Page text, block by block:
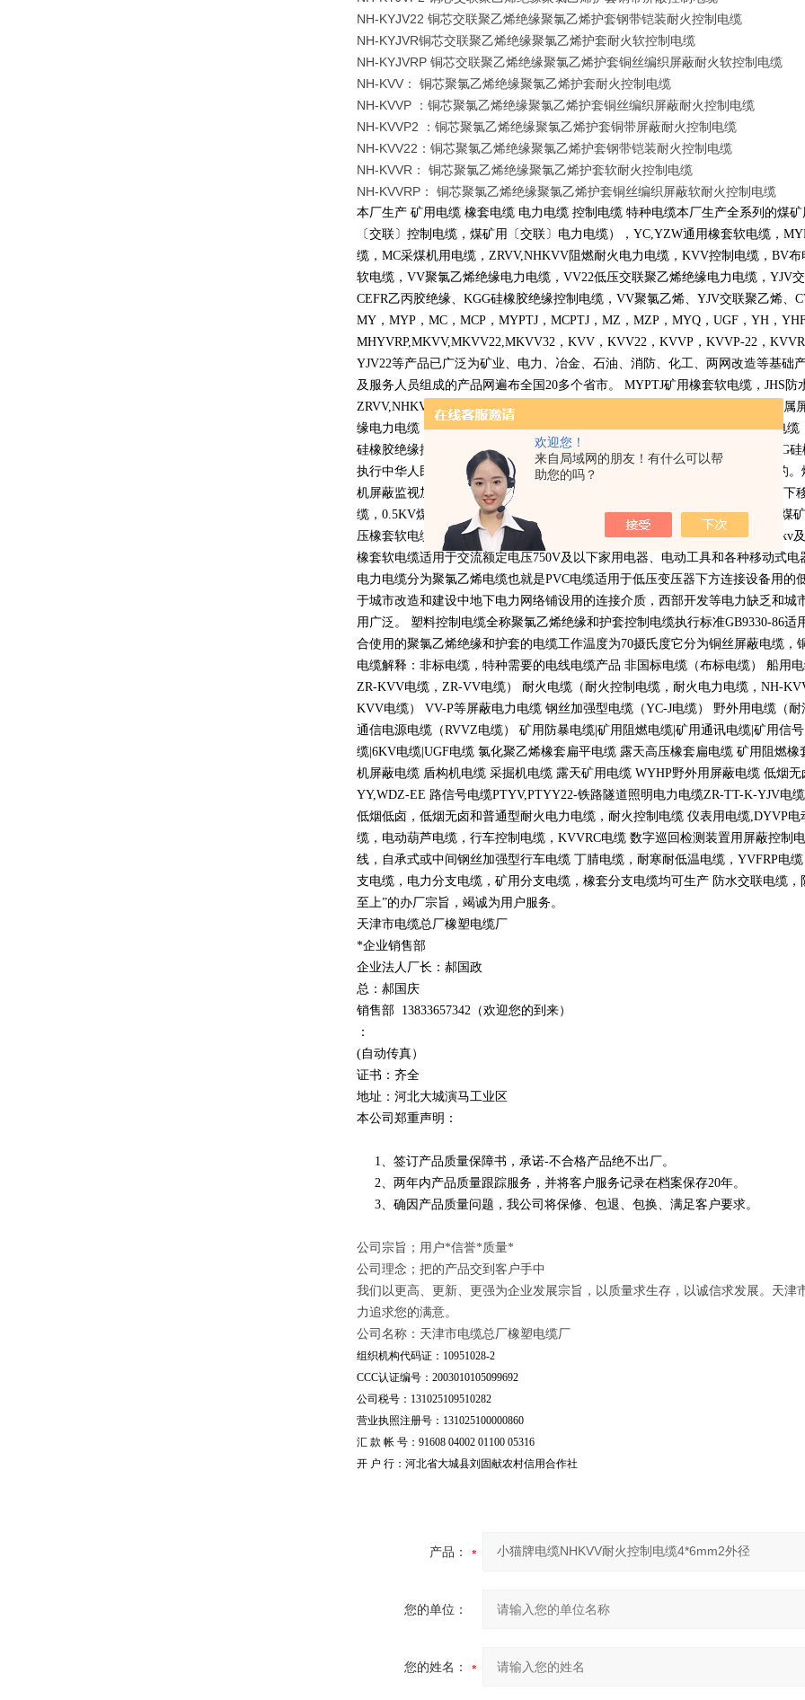
欢迎您！
来自局域网的朋友！有什么可以帮
助您的吗？
NH-KYJV22 铜芯交联聚乙烯绝缘聚氯乙烯护套钢带铠装耐火控制电缆
NH-KYJVR铜芯交联聚乙烯绝缘聚氯乙烯护套耐火软控制电缆
NH-KYJVRP 铜芯交联聚乙烯绝缘聚氯乙烯护套铜丝编织屏蔽耐火软控制电缆
NH-KVV： 铜芯聚氯乙烯绝缘聚氯乙烯护套耐火控制电缆
NH-KVVP ：铜芯聚氯乙烯绝缘聚氯乙烯护套铜丝编织屏蔽耐火控制电缆
NH-KVVP2 ：铜芯聚氯乙烯绝缘聚氯乙烯护套铜带屏蔽耐火控制电缆
NH-KVV22：铜芯聚氯乙烯绝缘聚氯乙烯护套钢带铠装耐火控制电缆
NH-KVVR： 铜芯聚氯乙烯绝缘聚氯乙烯护套软耐火控制电缆
NH-KVVRP： 铜芯聚氯乙烯绝缘聚氯乙烯护套铜丝编织屏蔽软耐火控制电缆
本厂生产 矿用电缆 橡套电缆 电力电缆 控制电缆 特种电缆本厂生产全系列的煤
〔交联〕控制电缆，煤矿用〔交联〕电力电缆）， YC,YZW通用橡套软电缆，
缆， MC采煤机用电缆， ZRVV,NHKVV阻燃耐火电力电缆， KVV控制电缆， BV布
软电缆， VV聚氯乙烯绝缘电力电缆， VV22低压交联聚乙烯绝缘电力电缆， YJV
CEFR乙丙胶绝缘、 KGG硅橡胶绝缘控制电缆， VV聚氯乙烯、 YJV交联聚乙烯、
MY ， MYP ， MC ， MCP ， MYPTJ ， MCPTJ ， MZ ， MZP ， MYQ ， UGF ， YH ，
MHYVRP,MKVV,MKVV22,MKVV32 ， KVV ， KVV22 ， KVVP ， KVVP-22 ， KVVR
YJV22等产品已广泛为矿业、电力、冶金、石油、消防、化工、两网改造等基础
及服务人员组成的产品网遍布全国 20多个省市。 MYPTJ矿用橡套软电缆， JHS 防
ZRVV,NHKVV
阻燃耐火电力电缆，
采煤机金属
缘电力电缆，VV22低压交联聚乙烯绝缘电力电缆，YJV交联聚乙烯绝缘电力电缆
硅橡胶绝缘控制电缆，VV 聚氯乙烯、YJV 交联聚乙烯、 CVV乙丙胶绝缘、 KGG硅
执行中华人民共和国煤炭行业标准MT818-1999
本标准是国家煤炭工业局发布的
机屏蔽监视加强型软电缆，3.3KV
及以下
缆， 0.5KV煤矿用电钻电缆，煤矿用移动轻型软电缆等多种型号规格的适用于煤
压橡套软电缆和750V 通用橡套软电缆。高压橡套软电缆用途：交流额定电压 6kv
橡套软电缆适用于交流额定电压750V及以下家用电器、电动工具和各种移动式
电力电缆分为聚氯乙烯电缆也就是PVC电缆适用于低压变压器下方连接设备用的
于城市改造和建设中地下电力网络铺设用的连接介质，西部开发等电力缺乏和城
用广泛。 塑料控制电缆全称聚氯乙烯绝缘和护套控制电缆执行标准GB9330-86适
合使用的聚氯乙烯绝缘和护套的电缆工作温度为70摄氏度它分为铜丝屏蔽电缆，
电缆解释：非标电缆，特种需要的电线电缆产品 非国标电缆（布标电缆） 船用
ZR-KVV电缆， ZR-VV电缆） 耐火电缆（耐火控制电缆，耐火电力电缆， NH-
KVV电缆） VV-P等屏蔽电力电缆 钢丝加强型电缆（YC-J电缆） 野外用电缆（
通信电源电缆（RVVZ电缆） 矿用防暴电缆 矿用阻燃电缆 矿用通讯电缆 矿用信
缆 |6KV电缆 |UGF电缆 氯化聚乙烯橡套扁平电缆 露天高压橡套扁电缆 矿用阻燃橡
机屏蔽电缆 盾构机电缆 采掘机电缆 露天矿用电缆 WYHP野外用屏蔽电缆 低烟
YY,WDZ-EE 路信号电缆PTYV,PTYY22-铁路隧道照明电力电缆ZR-TT-K-YJV电
低烟低卤，低烟无卤和普通型耐火电力电缆，耐火控制电缆 仪表用电缆,DYVP电
缆，电动葫芦电缆，行车控制电缆， KVVRC电缆 数字巡回检测装置用屏蔽控制
线，自承式或中间钢丝加强型行车电缆 丁腈电缆，耐寒耐低温电缆， YVFRP电
支电缆，电力分支电缆，矿用分支电缆，橡套分支电缆均可生产 防水交联电缆，
至上”的办厂宗旨，竭诚为用户服务。
天津市电缆总厂橡塑电缆厂
*企业销售部
企业法人厂长：郝国政
总：郝国庆
销售部 13833657342 （欢迎您的到来）
：
(自动传真）
证书：齐全
地址：河北大城演马工业区
本公司郑重声明：
1、签订产品质量保障书，承诺-不合格产品绝不出厂。
2、两年内产品质量跟踪服务，并将客户服务记录在档案保存20年。
3、确因产品质量问题，我公司将保修、包退、包换、满足客户要求。
公司宗旨；用户*信誉*质量*
公司理念；把的产品交到客户手中
我们以更高、更新、更强为企业发展宗旨，以质量求生存，以诚信求发展。天
力追求您的满意。
公司名称：天津市电缆总厂橡塑电缆厂
组织机构代码证：10951028-2
CCC认证编号：2003010105099692
公司税号：131025109510282
营业执照注册号：131025100000860
汇 款 帐 号：91608 04002 01100 05316
开 户 行：河北省大城县刘固献农村信用合作社
产品：
您的单位：
您的姓名：